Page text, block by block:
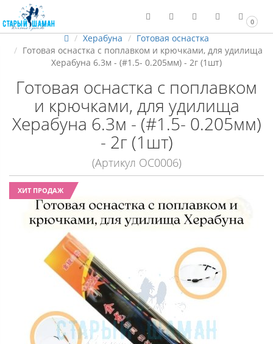
0
Херабуна
Готовая оснастка
Готовая оснастка с поплавком и крючками, для удилища
Херабуна 6.3м - (#1.5- 0.205мм) - 2г (1шт)
Готовая оснастка с поплавком
и крючками, для удилища
Херабуна 6.3м - (#1.5- 0.205мм)
- 2г (1шт)
(Артикул ОС0006)
ХИТ ПРОДАЖ